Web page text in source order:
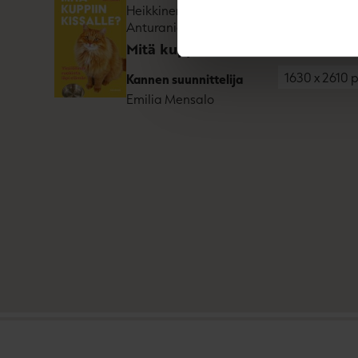
Heikkinen, Johanna
Anturaniemi
Mitä kuppiin kissalle?
Kannen suunnittelija
Emilia Mensalo
1630 x2610